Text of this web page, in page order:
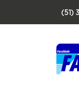
(51)